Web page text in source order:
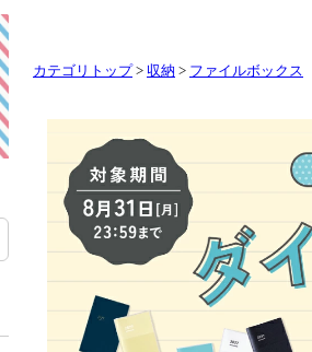
カテゴリトップ > 収納 > ファイルボックス